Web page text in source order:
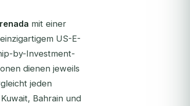
mit einer
US-E-
by-Investment-
dienen jeweils
jeden
Bahrain und